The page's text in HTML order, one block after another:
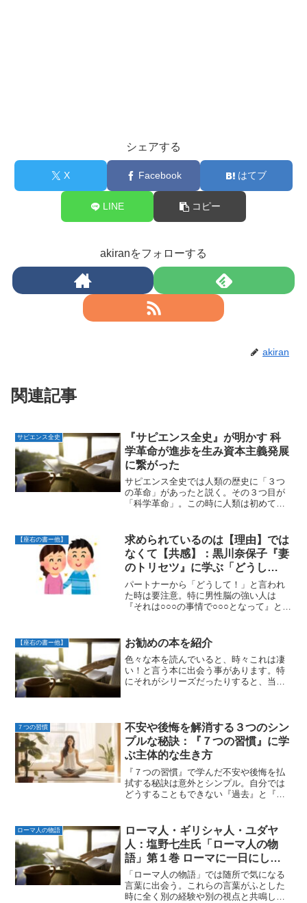
シェアする
X Facebook はてブ
LINE コピー
akiranをフォローする
akiran
関連記事
サピエンス全史
『サピエンス全史』が明かす 科
学革命が進歩を生み資本主義発展
に繋がった
サピエンス全史では人類の歴史に「３つ
の革命」があったと説く。その３つ目が
「科学革命」。この時に人類は初めて
する」それが「進歩」となり「成長」を
もたらし「資本主義」の発展...
【座右の書ー他】
求められているのは【理由】では
なくて【共感】：黒川奈保子『妻
のトリセツ』に学ぶ「どうし
て？」の質問の求めるもの
パートナーから「どうして！」と言われ
た時は要注意。特に男性脳の強い人は
『それは○○○の事情で○○○となって』と
いるのは【理由】ではなくて【共感】。
黒川奈保子さんの『妻の...
【座右の書ー他】 お勧めの本を紹介
色々な本を読んでいると、時々これは凄
い！と言う本に出会う事があります。特
にそれがシリーズだったりすると、当面
います。 ジャンルはバラ...
７つの習慣
不安や後悔を解消する３つのシン
プルな秘訣：『７つの習慣』に学
ぶ主体的な生き方
『７つの習慣』で学んだ不安や後悔を払
拭する秘訣は意外とシンプル。自分では
どうすることもできない『過去』と『他
付きまとう不安や後悔物心ついて今に至
るまで、日々の生活の中...
ローマ人の物語
ローマ人・ギリシャ人・ユダヤ
人：塩野七生氏「ローマ人の物
語」第１巻 ローマに一日にして
成らずより
「ローマ人の物語」では随所で気になる
言葉に出会う。これらの言葉がふとした
時に全く別の経験や別の視点と共鳴して